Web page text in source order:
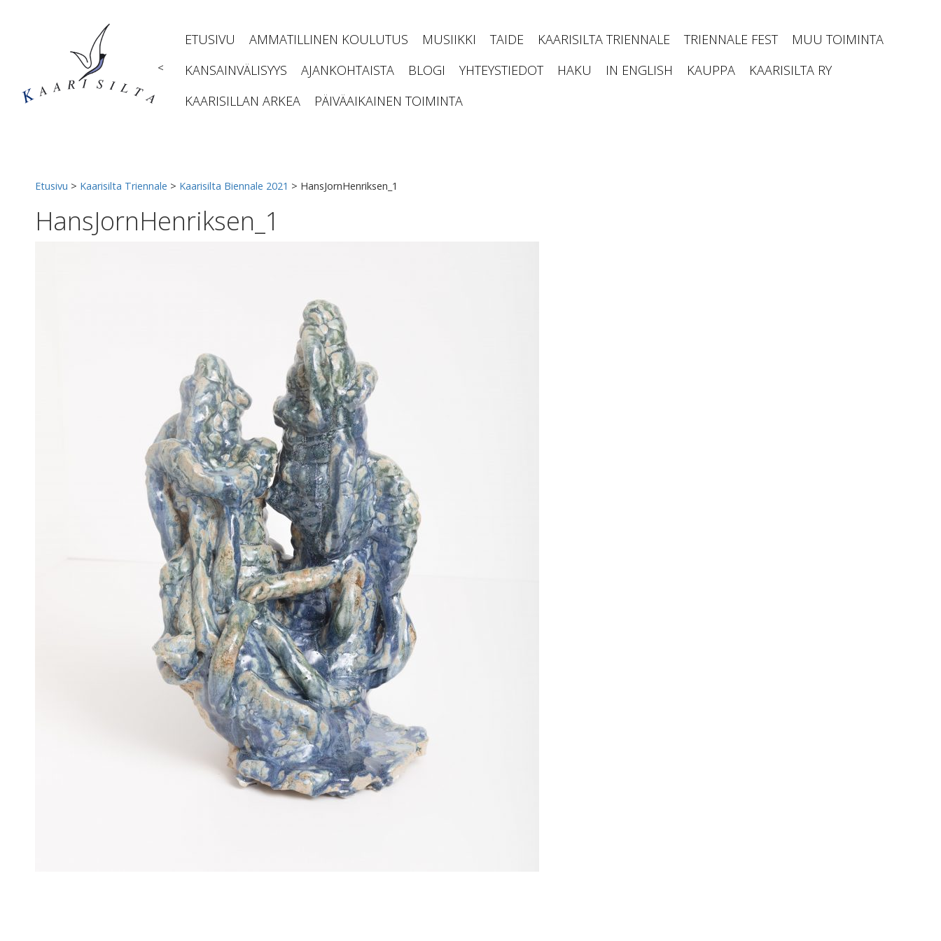
<
ETUSIVU AMMATILLINEN KOULUTUS MUSIIKKI TAIDE KAARISILTA TRIENNALE TRIENNALE FEST
MUU TOIMINTA
KANSAINVÄLISYYS
AJANKOHTAISTA BLOGI YHTEYSTIEDOT HAKU IN ENGLISH KAUPPA
KAARISILTA RY
KAARISILLAN ARKEA
PÄIVÄAIKAINEN TOIMINTA
Etusivu > Kaarisilta Triennale > Kaarisilta Biennale 2021 > HansJornHenriksen_1
HansJornHenriksen_1